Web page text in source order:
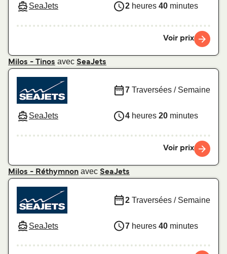
SeaJets 2 heures 40 minutes
Voir prix
Milos - Tinos avec SeaJets
SeaJets
7 Traversées / Semaine
4 heures 20 minutes
Voir prix
Milos - Réthymnon avec SeaJets
SeaJets
2 Traversées / Semaine
7 heures 40 minutes